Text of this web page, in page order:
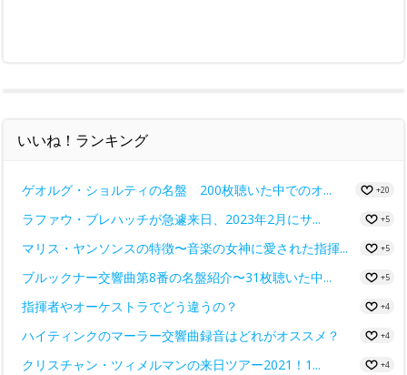
いいね！ランキング
ゲオルグ・ショルティの名盤 200枚聴いた中でのオ... +20
ラファウ・ブレハッチが急遽来日、2023年2月にサ... +5
マリス・ヤンソンスの特徴〜音楽の女神に愛された指揮... +5
ブルックナー交響曲第8番の名盤紹介〜31枚聴いた中... +5
指揮者やオーケストラでどう違うの？ +4
ハイティンクのマーラー交響曲録音はどれがオススメ？ +4
クリスチャン・ツィメルマンの来日ツアー2021！1... +4